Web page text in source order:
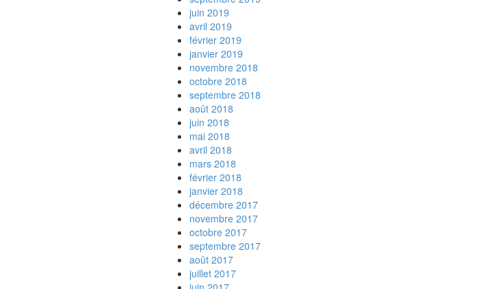
juin 2019
avril 2019
février 2019
janvier 2019
novembre 2018
octobre 2018
septembre 2018
août 2018
juin 2018
mai 2018
avril 2018
mars 2018
février 2018
janvier 2018
décembre 2017
novembre 2017
octobre 2017
septembre 2017
août 2017
juillet 2017